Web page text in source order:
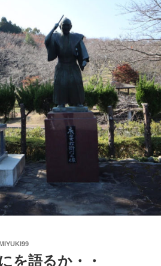
を語るか・・